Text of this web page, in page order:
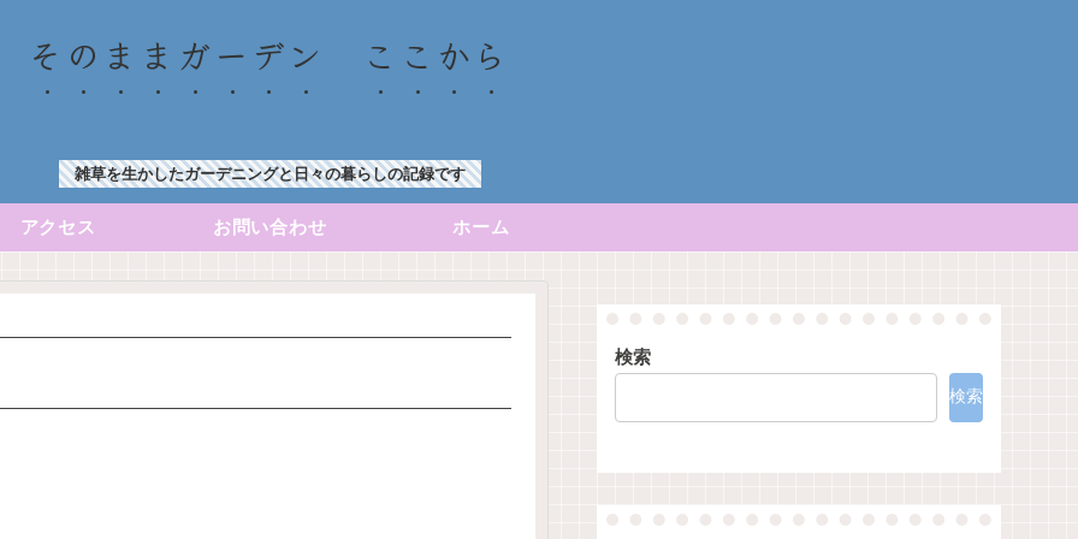
そのままガーデン ここから
雑草を生かしたガーデニングと日々の暮らしの記録です
アクセス お問い合わせ ホーム
検索
検索